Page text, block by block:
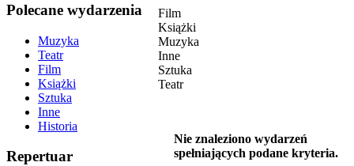
Polecane wydarzenia
Muzyka
Teatr
Film
Książki
Sztuka
Inne
Historia
Repertuar
Film
Książki
Muzyka
Inne
Sztuka
Teatr
Nie znaleziono wydarzeń
spełniających podane kryteria.